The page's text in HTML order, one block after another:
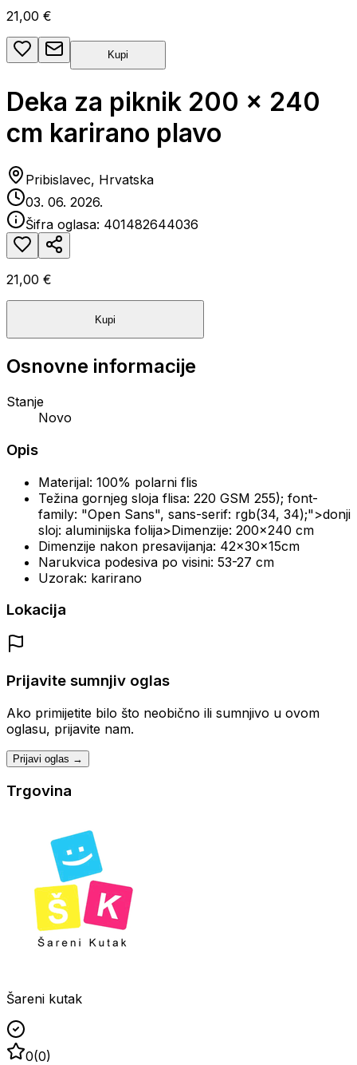
21,00 €
Kupi
Deka za piknik 200 x 240
cm karirano plavo
Pribislavec, Hrvatska
03. 06. 2026.
Šifra oglasa: 401482644036
21,00 €
Kupi
Osnovne informacije
Stanje
Novo
Opis
Materijal: 100% polarni flis
Težina gornjeg sloja flisa: 220 GSM 255); font-
family: "Open Sans", sans-serif: rgb(34, 34);">donji
sloj: aluminijska folija>Dimenzije: 200x240 cm
Dimenzije nakon presavijanja: 42x30x15cm
Narukvica podesiva po visini: 53-27 cm
Uzorak: karirano
Lokacija
Prijavite sumnjiv oglas
Ako primijetite bilo što neobično ili sumnjivo u ovom
oglasu, prijavite nam.
Prijavi oglas →
Trgovina
Šareni kutak
0(0)